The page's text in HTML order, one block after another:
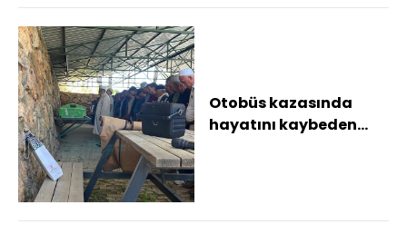
Otobüs kazasında
hayatını kaybeden